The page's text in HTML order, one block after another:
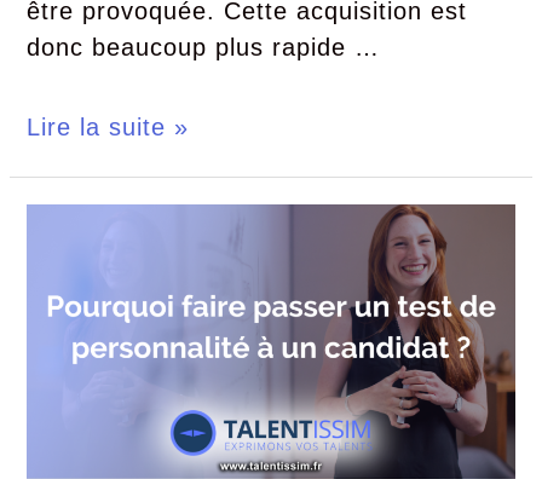
être provoquée. Cette acquisition est
donc beaucoup plus rapide …
Lire la suite »